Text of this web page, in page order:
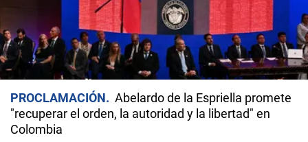
PROCLAMACIÓN
Abelardo de la Espriella promete
"recuperar el orden, la autoridad y la libertad" en
Colombia